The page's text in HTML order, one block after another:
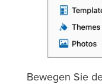
Bewegen Sie